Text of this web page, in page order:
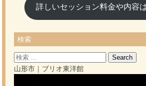
詳しいセッション料金や内容
検索
Search
for:
山形市｜ ブリオ東洋館